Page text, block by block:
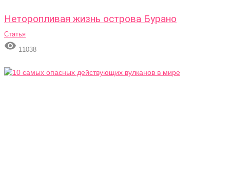
Неторопливая жизнь острова Бурано
Статья
 11038